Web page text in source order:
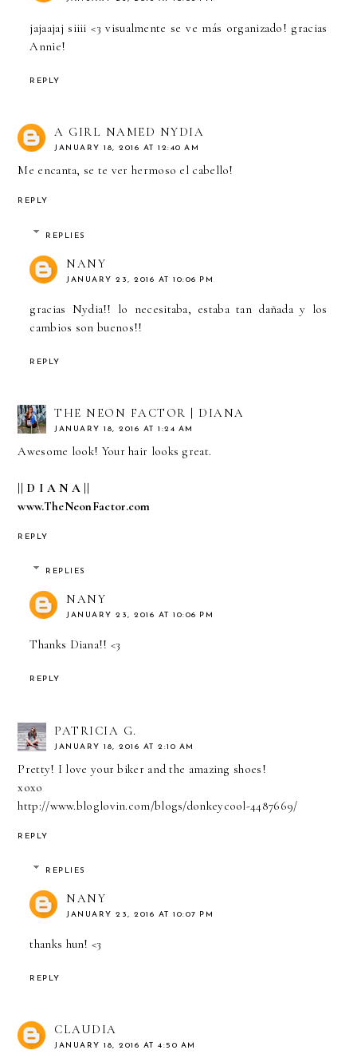
jajaajaj siiii <3 visualmente se ve más organizado! gracias
Annie!
REPLY
A GIRL NAMED NYDIA
JANUARY 18, 2016 AT 12:40 AM
Me encanta, se te ver hermoso el cabello!
REPLY
REPLIES
NANY
JANUARY 23, 2016 AT 10:06 PM
gracias Nydia!! lo necesitaba, estaba tan dañada y los
cambios son buenos!!
REPLY
THE NEON FACTOR | DIANA
JANUARY 18, 2016 AT 1:24 AM
Awesome look! Your hair looks great.
|| D I A N A ||
www.TheNeonFactor.com
REPLY
REPLIES
NANY
JANUARY 23, 2016 AT 10:06 PM
Thanks Diana!! <3
REPLY
PATRICIA G.
JANUARY 18, 2016 AT 2:10 AM
Pretty! I love your biker and the amazing shoes!
xoxo
http://www.bloglovin.com/blogs/donkeycool-4487669/
REPLY
REPLIES
NANY
JANUARY 23, 2016 AT 10:07 PM
thanks hun! <3
REPLY
CLAUDIA
JANUARY 18, 2016 AT 4:50 AM